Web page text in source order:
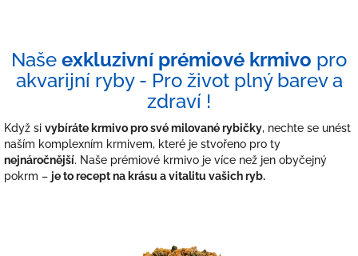
Naše exkluzivní prémiové krmivo pro
akvarijní ryby - Pro život plný barev a
zdraví !
Když si vybíráte krmivo pro své milované rybičky, nechte se unést
naším komplexním krmivem, které je stvořeno pro ty
nejnáročnější. Naše prémiové krmivo je více než jen obyčejný
pokrm – je to recept na krásu a vitalitu vašich ryb.